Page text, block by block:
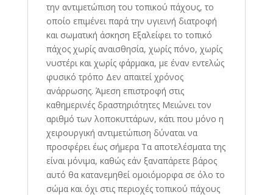
την αντιμετώπιση του τοπικού πάχους, το
οποίο επιμένει παρά την υγιεινή διατροφή
και σωματική άσκηση Εξαλείφει το τοπικό
πάχος χωρίς αναισθησία, χωρίς πόνο, χωρίς
νυστέρι και χωρίς φάρμακα, με έναν εντελώς
φυσικό τρόπο Δεν απαιτεί χρόνος
ανάρρωσης. Άμεση επιστροφή στις
καθημερινές δραστηριότητες Μειώνει τον
αριθμό των λοποκυττάρων, κάτι που μόνο η
χειρουργική αντιμετώπιση δύναται να
προσφέρει έως σήμερα Τα αποτελέσματα της
είναι μόνιμα, καθώς εάν ξαναπάρετε βάρος
αυτό θα κατανεμηθεί ομοιόμορφα σε όλο το
σώμα και όχι στις περιοχές τοπικού πάχους